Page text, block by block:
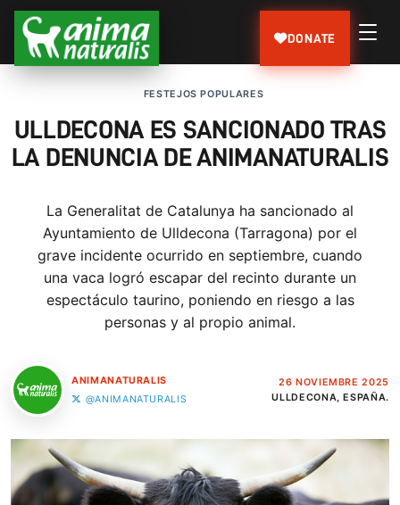
DONATE
FESTEJOS POPULARES
ULLDECONA ES SANCIONADO TRAS
LA DENUNCIA DE ANIMANATURALIS
La Generalitat de Catalunya ha sancionado al
Ayuntamiento de Ulldecona (Tarragona) por el
grave incidente ocurrido en septiembre, cuando
una vaca logró escapar del recinto durante un
espectáculo taurino, poniendo en riesgo a las
personas y al propio animal.
ANIMANATURALIS
@ANIMANATURALIS
26 NOVIEMBRE 2025
ULLDECONA, ESPAÑA.